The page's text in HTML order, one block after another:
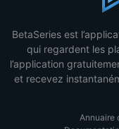
BetaSeries est
qui regardent les
l’application
et recevez
Annuaire